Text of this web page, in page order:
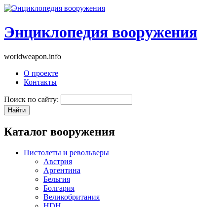
Энциклопедия вооружения
worldweapon.info
О проекте
Контакты
Поиск по сайту:
Каталог вооружения
Пистолеты и револьверы
Австрия
Аргентина
Бельгия
Болгария
Великобритания